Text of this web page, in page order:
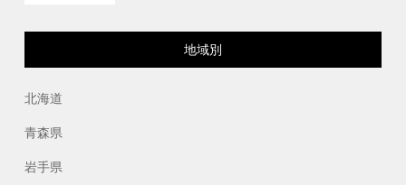
地域別
北海道
青森県
岩手県